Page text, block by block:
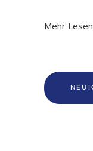
Mehr Lesen